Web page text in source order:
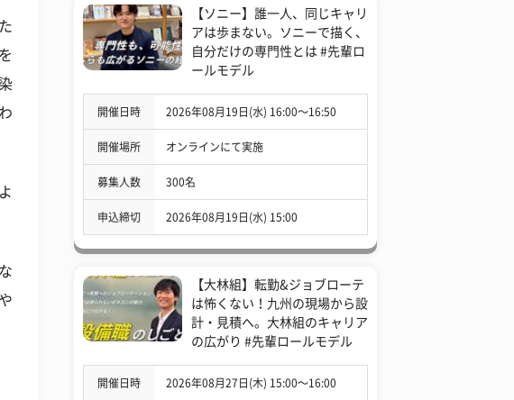
わ
【ソニー】誰一人、同じキャリ
アは歩まない。ソニーで描く、
自分だけの専門性とは #先輩ロ
ールモデル
開催日時 2026年08月19日(水) 16:00〜16:50
開催場所 オンラインにて実施
募集人数 300名
申込締切 2026年08月19日(水) 15:00
【大林組】転勤&ジョブローテ
は怖くない！九州の現場から設
計・見積へ。大林組のキャリア
の広がり #先輩ロールモデル
開催日時 2026年08月27日(木) 15:00〜16:00